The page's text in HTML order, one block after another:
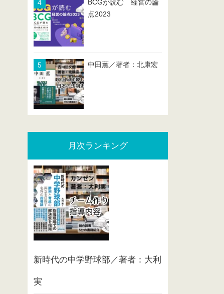
BCGが読む 経営の論
点2023
中田薫／著者：北康宏
月次ランキング
新時代の中学野球部／著者：大利
実